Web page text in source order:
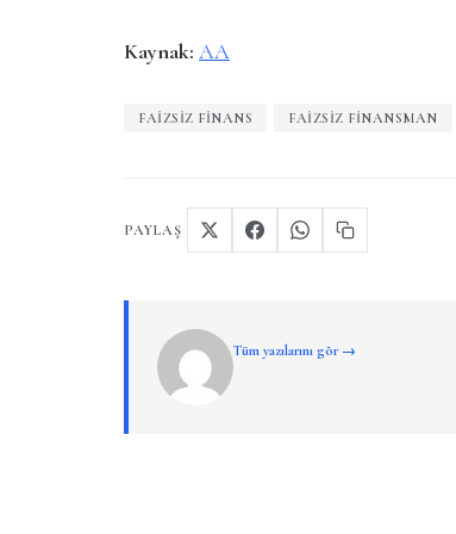
Kaynak: AA
FAIZSIZ FINANS FAIZSIZ FINANSMAN
PAYLAŞ
Tüm yazılarını gör →